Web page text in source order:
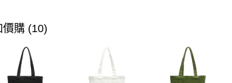
價購 (10)